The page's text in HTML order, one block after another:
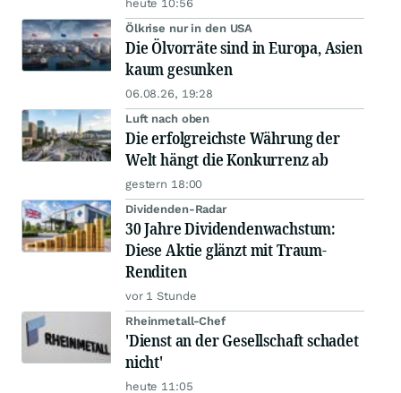
heute 10:56
Ölkrise nur in den USA
Die Ölvorräte sind in Europa, Asien
kaum gesunken
06.08.26, 19:28
Luft nach oben
Die erfolgreichste Währung der
Welt hängt die Konkurrenz ab
gestern 18:00
Dividenden-Radar
30 Jahre Dividendenwachstum:
Diese Aktie glänzt mit Traum-
Renditen
vor 1 Stunde
Rheinmetall-Chef
'Dienst an der Gesellschaft schadet
nicht'
heute 11:05